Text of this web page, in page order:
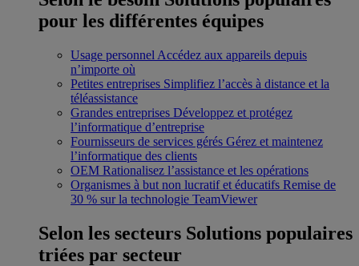
pour les différentes équipes
Usage personnel Accédez aux appareils depuis
n’importe où
Petites entreprises Simplifiez l’accès à distance et la
téléassistance
Grandes entreprises Développez et protégez
l’informatique d’entreprise
Fournisseurs de services gérés Gérez et maintenez
l’informatique des clients
OEM Rationalisez l’assistance et les opérations
Organismes à but non lucratif et éducatifs Remise de
30 % sur la technologie TeamViewer
Selon les secteurs Solutions populaires
triées par secteur